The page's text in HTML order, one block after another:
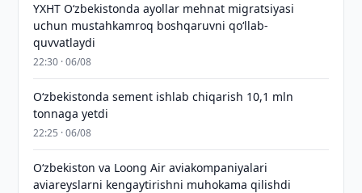
YXHT O‘zbekistonda ayollar mehnat migratsiyasi
uchun mustahkamroq boshqaruvni qo‘llab-
quvvatlaydi
22:30 · 06/08
O‘zbekistonda sement ishlab chiqarish 10,1 mln
tonnaga yetdi
22:25 · 06/08
Oʻzbekiston va Loong Air aviakompaniyalari
aviareyslarni kengaytirishni muhokama qilishdi